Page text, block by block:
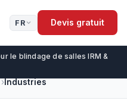
FR Devis gratuit
le blindage de salles IRM &
Industries